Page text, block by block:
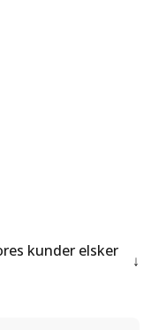
kunder elsker